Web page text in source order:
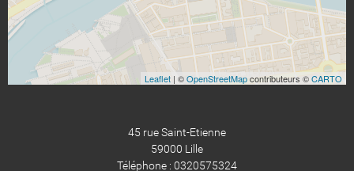
Leaflet | ©OpenStreetMapcontributeurs ©CARTO
45 rue Saint-Etienne
59000 Lille
Téléphone : 0320575324